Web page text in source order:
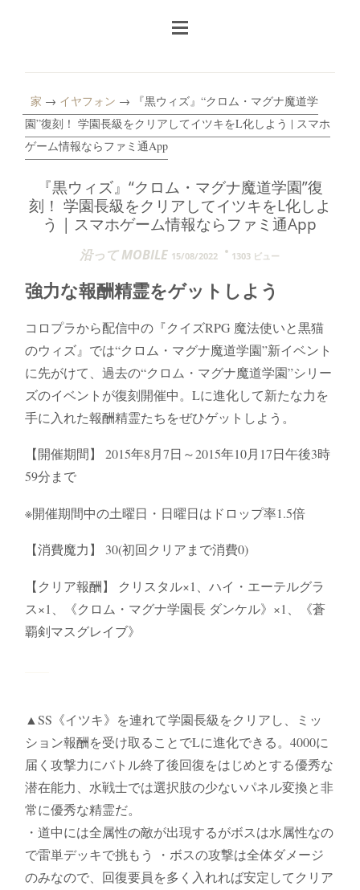
家 → イヤフォン → 『黒ウィズ』“クロム・マグナ魔道学
園”復刻！ 学園長級をクリアしてイツキをL化しよう | スマホ
ゲーム情報ならファミ通App
『黒ウィズ』“クロム・マグナ魔道学園”復
刻！ 学園長級をクリアしてイツキをL化しよ
う | スマホゲーム情報ならファミ通App
沿って MOBILE 15/08/2022 1303 ビュー
強力な報酬精霊をゲットしよう
コロプラから配信中の『クイズRPG 魔法使いと黒猫
のウィズ』では“クロム・マグナ魔道学園”新イベント
に先がけて、過去の“クロム・マグナ魔道学園”シリー
ズのイベントが復刻開催中。Lに進化して新たな力を
手に入れた報酬精霊たちをぜひゲットしよう。
【開催期間】 2015年8月7日～2015年10月17日午後3時
59分まで
※開催期間中の土曜日・日曜日はドロップ率1.5倍
【消費魔力】 30(初回クリアまで消費0)
【クリア報酬】 クリスタル×1、ハイ・エーテルグラ
ス×1、《クロム・マグナ学園長 ダンケル》×1、《蒼
覇剣マスグレイブ》
▲SS《イツキ》を連れて学園長級をクリアし、ミッ
ション報酬を受け取ることでLに進化できる。4000に
届く攻撃力にバトル終了後回復をはじめとする優秀な
潜在能力、水戦士では選択肢の少ないパネル変換と非
常に優秀な精霊だ。
・道中には全属性の敵が出現するがボスは水属性なの
で雷単デッキで挑もう ・ボスの攻撃は全体ダメージ
のみなので、回復要員を多く入れれば安定してクリア